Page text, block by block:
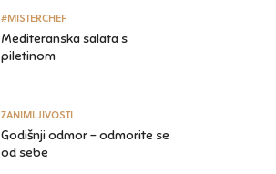
#MISTERCHEF
Mediteranska salata s
piletinom
ZANIMLJIVOSTI
Godišnji odmor – odmorite se
od sebe